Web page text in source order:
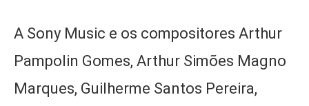
A Sony Music e os compositores Arthur
Pampolin Gomes, Arthur Simões Magno
Marques, Guilherme Santos Pereira,